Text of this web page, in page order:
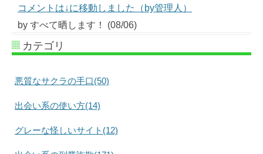
コメントは↓に移動しました（by管理人）
by すべて晒します！ (08/06)
カテゴリ
悪質なサクラの手口(50)
出会い系の使い方(14)
グレーな怪しいサイト(12)